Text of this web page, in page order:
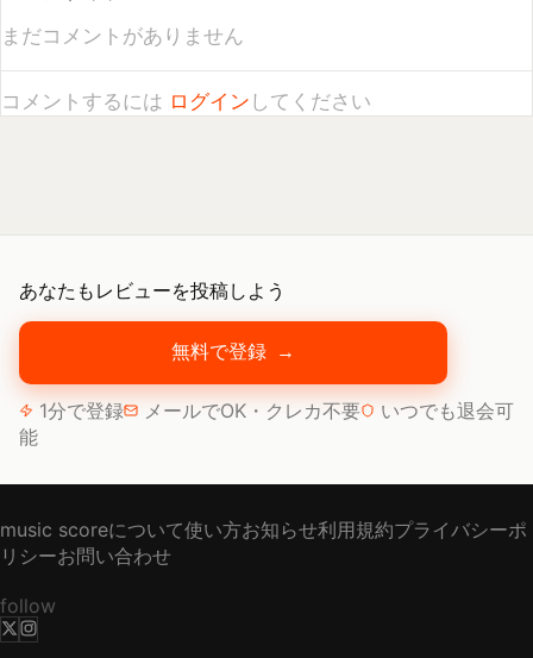
コメントするにはログイン してください
あなたもレビューを投稿しよう
無料で登録 →
1分で登録 メールでOK・クレカ不要
いつでも退会可
能
music scoreについて使い方お知らせ利用規約プライバシーポ
リシーお問い合わせ
follow